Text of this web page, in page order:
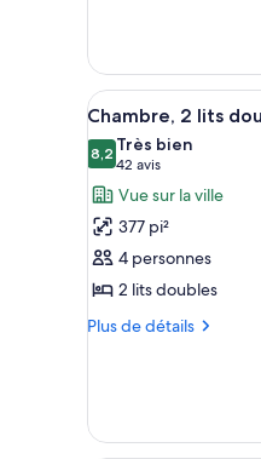
grand
lit,
vue
sur
l’océan,
en
coin
(Balcony)
Suite,
très
grand
lit,
sur
l’océan,
en
coin
(Balcony)
Afficher
toutes
les
photos
pour
ce
type
de
chambre :
doubles,
5
Chambre, 2 lits
8,28,2 sur 10
Très bien
42 avis
(42 avis)
Vue sur la ville
377 pi²
4 personnes
2 lits doubles
Plus de détails
Plus
2